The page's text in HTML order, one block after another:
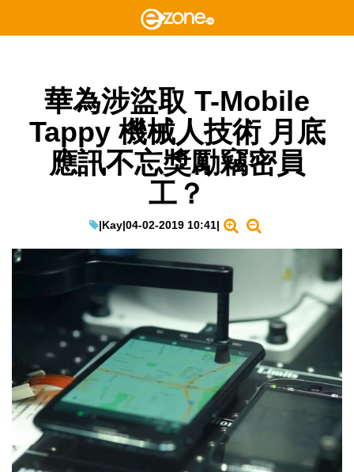
華為涉盜取 T-Mobile
Tappy 機械人技術 月底
應訊不忘獎勵竊密員
工？
|Kay|04-02-2019 10:41|